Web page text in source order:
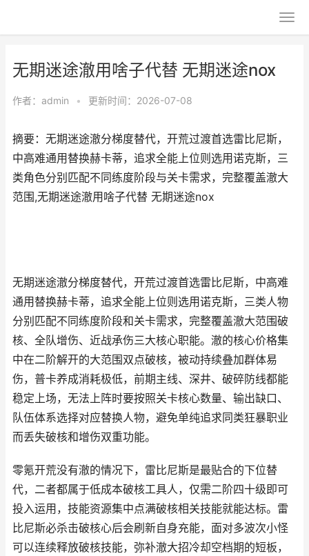
无期迷途澈用啥子代替 无期迷途nox
作者： admin • 更新时间：2026-07-08
摘要：无期迷途澈分梯度替代，开荒过渡首选雷比尼斯，
中高难通用替换赫卡蒂，追求全能上位则选用诺克斯，三
类角色分别匹配不同练度阶段与关卡需求，完整覆盖澈大
范围,无期迷途澈用啥子代替 无期迷途nox
无期迷途澈分梯度替代，开荒过渡首选雷比尼斯，中高难
通用替换赫卡蒂，追求全能上位则选用诺克斯，三类人物
分别匹配不同练度阶段和关卡需求，完整覆盖澈大范围破
核、全队增伤、近战承伤三大核心职能。澈的核心价格集
中在二阶解开的大范围双点破核，被动持续叠加群体易
伤，普卡养成消耗极低，前期主线、深井、破碎防线都能
稳定上场，无法上阵时要按照关卡核心数量、输出缺口、
队伍体系选择对应替换人物，避免单纯追求同类狂暴职业
而丢失破核和增伤双重功能。
零氪开荒没有澈的情况下，雷比尼斯是最贴合的下位替
代，二者都属于低成本破核工具人，仅需二阶四十级即可
投入运用，技能资源集中点满破核相关技能就能达标。雷
比尼斯必杀击破核心后会刷新自身充能，面对多波次小怪
可以连续释放破核技能，弥补澈大招冷却空档期的短板，